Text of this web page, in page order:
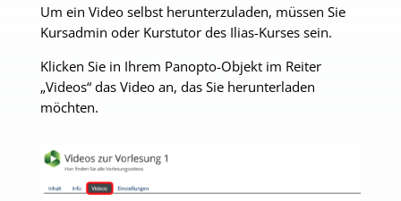
Um ein Video selbst herunterzuladen, müssen Sie
Kursadmin oder Kurstutor des Ilias-Kurses sein.
Klicken Sie in Ihrem Panopto-Objekt im Reiter
„Videos“ das Video an, das Sie herunterladen
möchten.